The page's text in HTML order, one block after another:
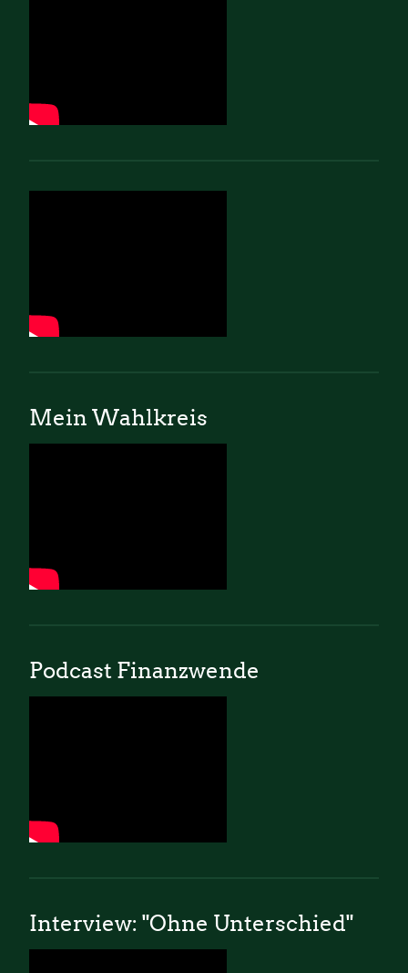
Mein Wahlkreis
Podcast Finanzwende
Interview: "Ohne Unterschied"